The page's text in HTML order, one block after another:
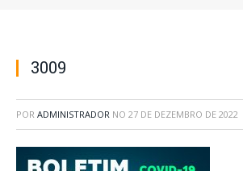
3009
POR ADMINISTRADOR NO 27 DE DEZEMBRO DE 2022